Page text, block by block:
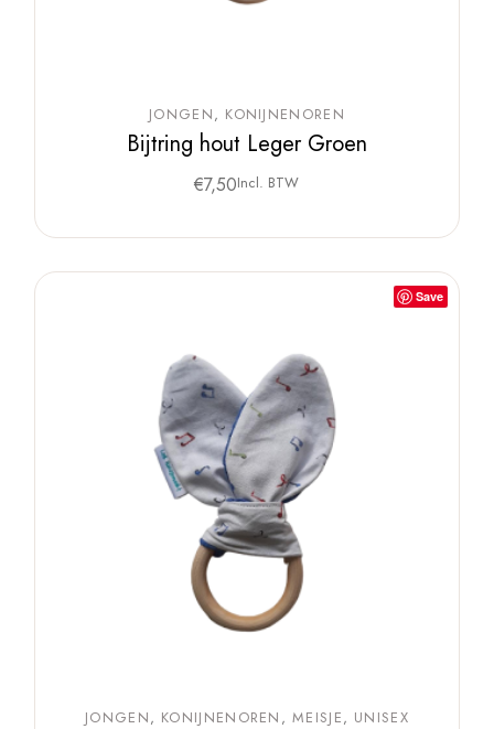
JONGEN KONIJNENOREN
Bijtring hout Leger Groen
€7,50Incl. BTW
Save
JONGEN KONIJNENOREN MEISJE UNISEX